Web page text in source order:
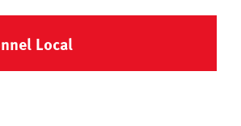
Local